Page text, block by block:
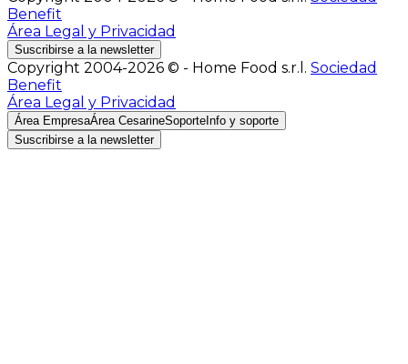
Benefit
Área Legal y Privacidad
Suscribirse a la newsletter
Copyright 2004-2026 © - Home Food s.r.l. Sociedad
Benefit
Área Legal y Privacidad
Área EmpresaÁrea CesarineSoporte Info y soporte
Suscribirse a la newsletter